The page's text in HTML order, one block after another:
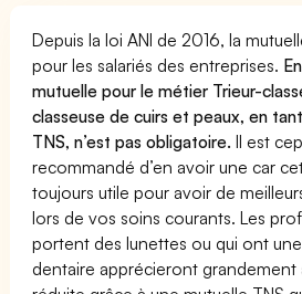
Depuis la loi ANI de 2016, la
pour les salariés des entreprises.
mutuelle pour le métier Trieur-
classeuse de cuirs et peaux, en
TNS, n’est pas obligatoire.Il est
recommandé d’en avoir une car
toujours utile pour avoir de
lors de vos soins courants. Les
portent des lunettes ou qui ont
dentaire apprécieront grandement